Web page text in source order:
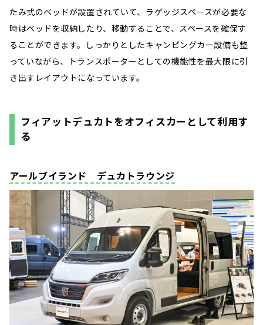
たみ式のベッドが設置されていて、ラゲッジスペースが必要な
時はベッドを収納したり、移動することで、スペースを確保す
ることができます。しっかりとしたキャンピングカー設備も整
っていながら、トランスポーターとしての機能性を最大限に引
き出すレイアウトになっています。
フィアットデュカトをオフィスカーとして利用す
る
アールブイランド デュカトラウンジ